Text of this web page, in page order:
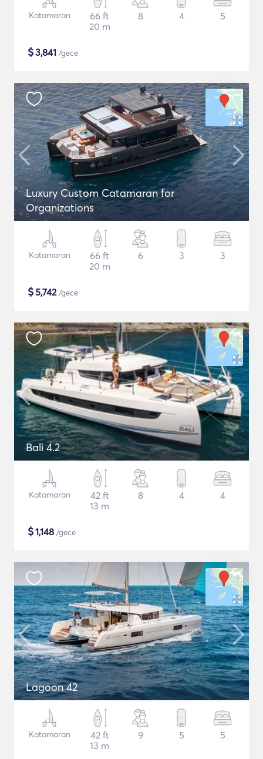
Katamaran
66 ft
20 m
8 4 5
$3,841 /gece
Luxury Custom Catamaran for
Organizations
Katamaran
66 ft
20 m
6 3 3
$5,742/gece
Bali 4.2
Katamaran
42 ft
13 m
8 4 4
$1,148 /gece
Lagoon 42
Katamaran
42 ft
13 m
9 5 5